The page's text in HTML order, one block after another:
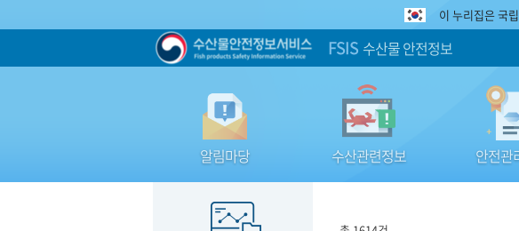
이 누리집은 국
FSIS 수산물 안전정보
알림마당 수산관련정보 안전관